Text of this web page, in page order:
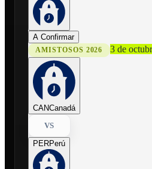
A Confirmar
AMISTOSOS 2026 3 de
CANCanadá
VS
PERPerú